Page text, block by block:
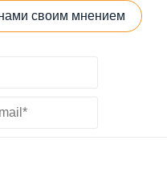
своим мнением